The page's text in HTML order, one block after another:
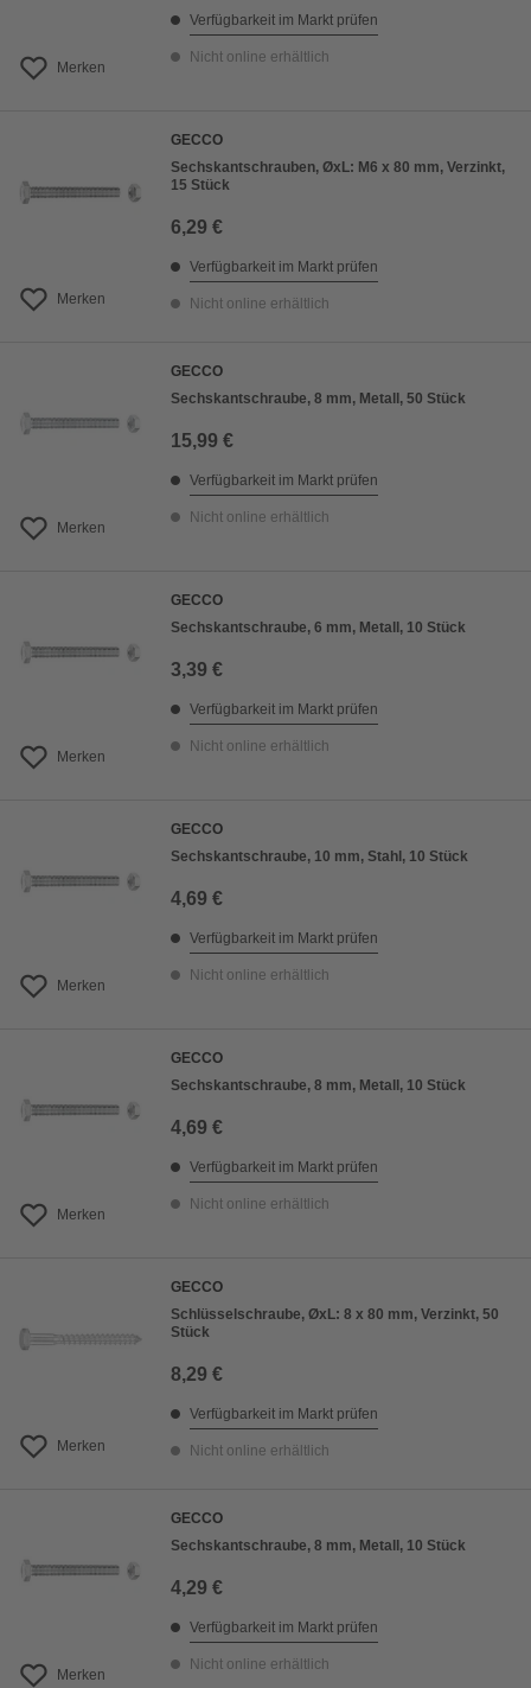
Merken
Verfügbarkeit im Markt prüfen
Nicht online erhältlich
Merken
GECCO
Sechskantschrauben, ØxL: M6 x 80 mm, Verzinkt,
15 Stück
6,29 €
Verfügbarkeit im Markt prüfen
Nicht online erhältlich
Merken
GECCO
Sechskantschraube, 8 mm, Metall, 50 Stück
15,99 €
Verfügbarkeit im Markt prüfen
Nicht online erhältlich
Merken
GECCO
Sechskantschraube, 6 mm, Metall, 10 Stück
3,39 €
Verfügbarkeit im Markt prüfen
Nicht online erhältlich
Merken
GECCO
Sechskantschraube, 10 mm, Stahl, 10 Stück
4,69 €
Verfügbarkeit im Markt prüfen
Nicht online erhältlich
Merken
GECCO
Sechskantschraube, 8 mm, Metall, 10 Stück
4,69 €
Verfügbarkeit im Markt prüfen
Nicht online erhältlich
Merken
GECCO
Schlüsselschraube, ØxL: 8 x 80 mm, Verzinkt, 50
Stück
8,29 €
Verfügbarkeit im Markt prüfen
Nicht online erhältlich
Merken
GECCO
Sechskantschraube, 8 mm, Metall, 10 Stück
4,29 €
Verfügbarkeit im Markt prüfen
Nicht online erhältlich